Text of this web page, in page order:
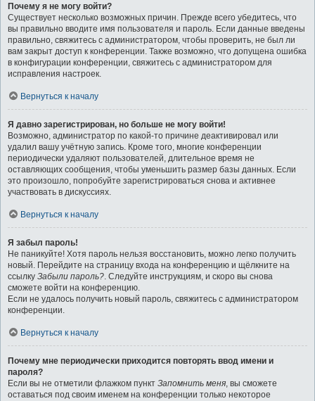
Почему я не могу войти?
Существует несколько возможных причин. Прежде всего убедитесь, что
вы правильно вводите имя пользователя и пароль. Если данные введены
правильно, свяжитесь с администратором, чтобы проверить, не был ли
вам закрыт доступ к конференции. Также возможно, что допущена ошибка
в конфигурации конференции, свяжитесь с администратором для
исправления настроек.
Вернуться к началу
Я давно зарегистрирован, но больше не могу войти!
Возможно, администратор по какой-то причине деактивировал или
удалил вашу учётную запись. Кроме того, многие конференции
периодически удаляют пользователей, длительное время не
оставляющих сообщения, чтобы уменьшить размер базы данных. Если
это произошло, попробуйте зарегистрироваться снова и активнее
участвовать в дискуссиях.
Вернуться к началу
Я забыл пароль!
Не паникуйте! Хотя пароль нельзя восстановить, можно легко получить
новый. Перейдите на страницу входа на конференцию и щёлкните на
ссылку Забыли пароль?. Следуйте инструкциям, и скоро вы снова
сможете войти на конференцию.
Если не удалось получить новый пароль, свяжитесь с администратором
конференции.
Вернуться к началу
Почему мне периодически приходится повторять ввод имени и
пароля?
Если вы не отметили флажком пункт Запомнить меня, вы сможете
оставаться под своим именем на конференции только некоторое